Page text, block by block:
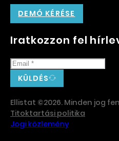
Iratkozzon fel
KÜLDÉS
DEMÓ KÉRÉSE
Ellistat ©2026. Minden jog
Titoktartási politika
Jogi közlemény